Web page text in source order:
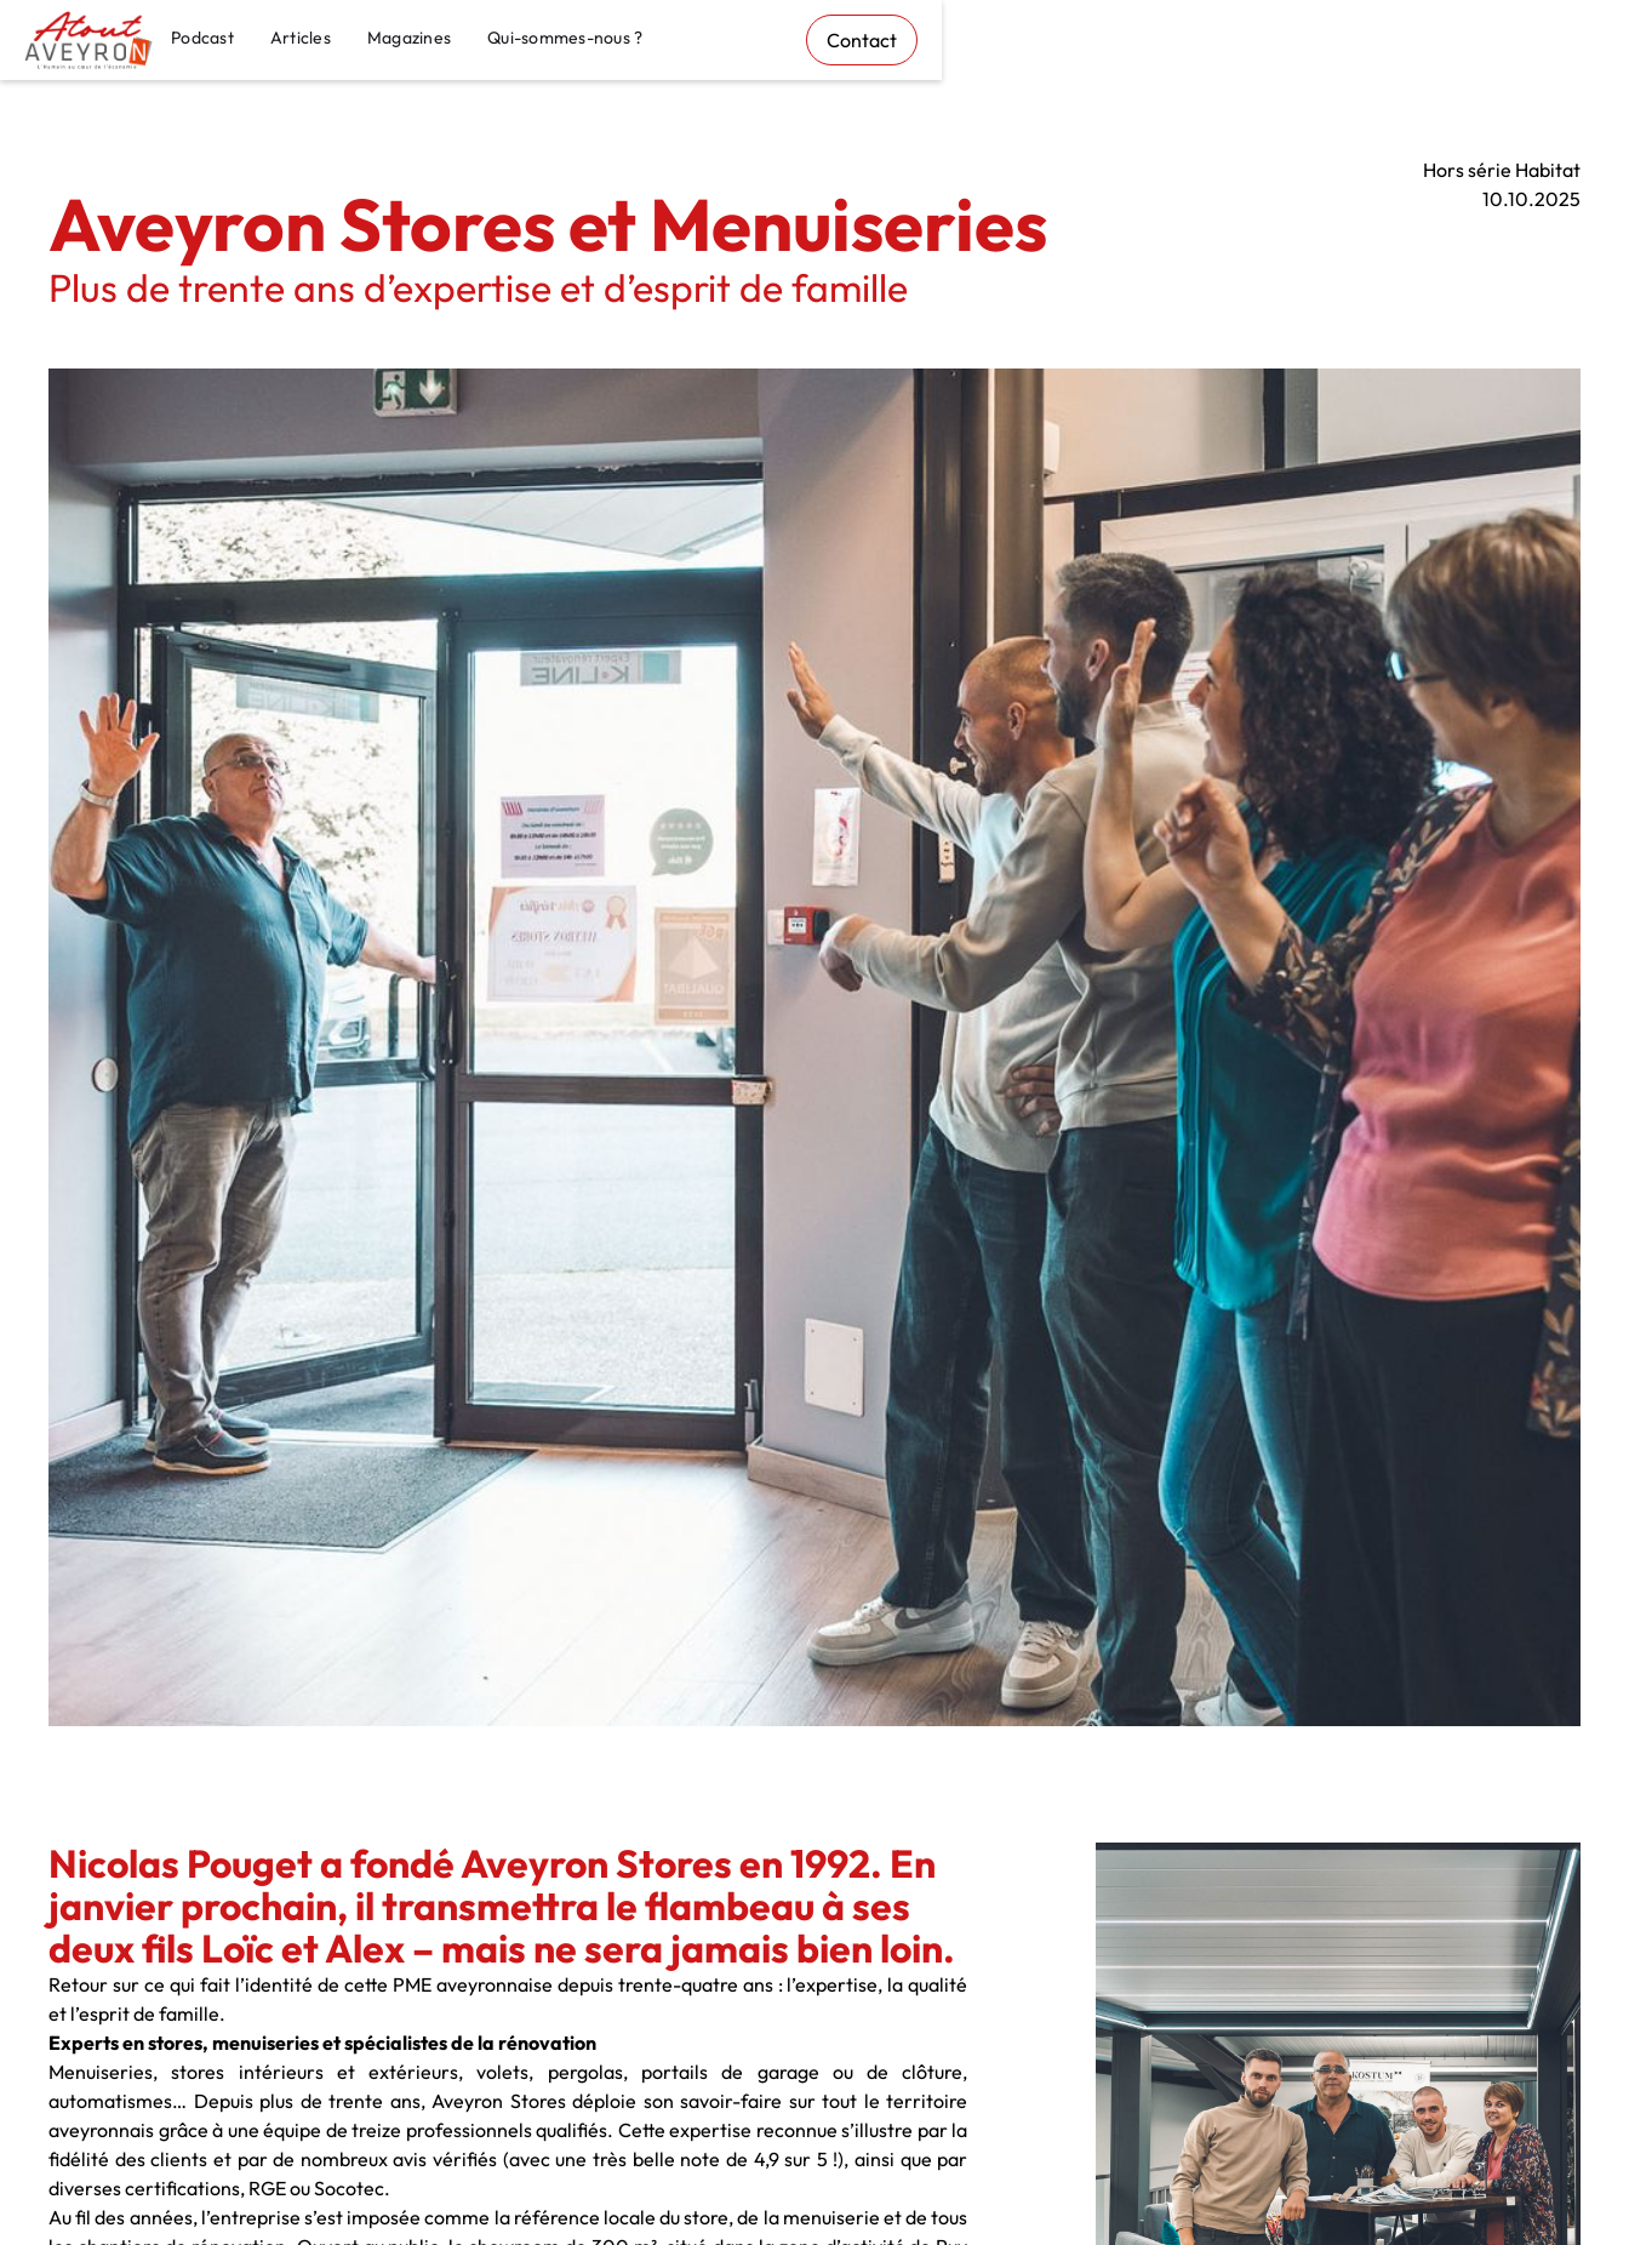
Podcast Articles Magazines Qui-sommes-nous ? Contact
Aveyron Stores et Menuiseries
Plus de trente ans d’expertise et d’esprit de famille
Hors série Habitat
10.10.2025
Nicolas Pouget a fondé Aveyron Stores en 1992. En
janvier prochain, il transmettra le flambeau à ses
deux fils Loïc et Alex – mais ne sera jamais bien loin.
Retour sur ce qui fait l’identité de cette PME aveyronnaise depuis trente-quatre ans : l’expertise, la qualité
et l’esprit de famille.
Experts en stores, menuiseries et spécialistes de la rénovation
Menuiseries, stores intérieurs et extérieurs, volets, pergolas, portails de garage ou de clôture,
automatismes… Depuis plus de trente ans, Aveyron Stores déploie son savoir-faire sur tout le territoire
aveyronnais grâce à une équipe de treize professionnels qualifiés. Cette expertise reconnue s’illustre par la
fidélité des clients et par de nombreux avis vérifiés (avec une très belle note de 4,9 sur 5 !), ainsi que par
diverses certifications, RGE ou Socotec.
Au fil des années, l’entreprise s’est imposée comme la référence locale du store, de la menuiserie et de tous